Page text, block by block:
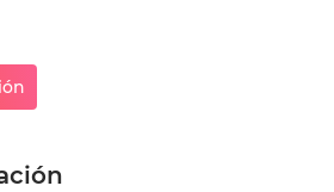
para conseguir una
permanencia, mínimo 6
barrios más auténticos y
Alicante, te ofrecemos la
, con todos los SUMINISTROS